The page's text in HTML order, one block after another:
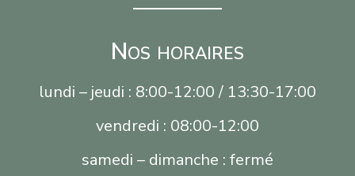
Nos horaires
lundi – jeudi : 8:00-12:00 / 13:30-17:00
vendredi : 08:00-12:00
samedi – dimanche : fermé